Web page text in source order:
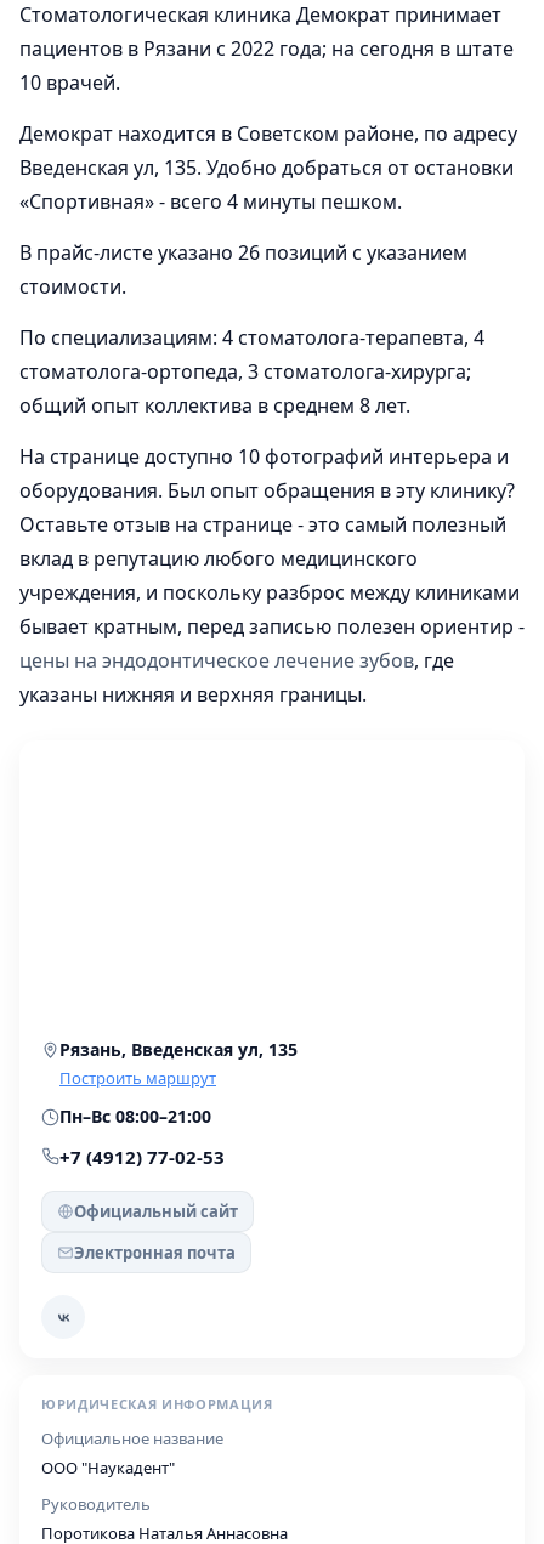
Стоматологическая клиника Демократ принимает
пациентов в Рязани с 2022 года; на сегодня в штате
10 врачей.
Демократ находится в Советском районе, по адресу
Введенская ул, 135. Удобно добраться от остановки
«Спортивная» - всего 4 минуты пешком.
В прайс-листе указано 26 позиций с указанием
стоимости.
По специализациям: 4 стоматолога-терапевта, 4
стоматолога-ортопеда, 3 стоматолога-хирурга;
общий опыт коллектива в среднем 8 лет.
На странице доступно 10 фотографий интерьера и
оборудования. Был опыт обращения в эту клинику?
Оставьте отзыв на странице - это самый полезный
вклад в репутацию любого медицинского
учреждения, и поскольку разброс между клиниками
бывает кратным, перед записью полезен ориентир -
цены на эндодонтическое лечение зубов, где
указаны нижняя и верхняя границы.
Рязань, Введенская ул, 135
Построить маршрут
Пн–Вс 08:00–21:00
+7 (4912) 77-02-53
Официальный сайт
Электронная почта
ЮРИДИЧЕСКАЯ ИНФОРМАЦИЯ
Официальное название
ООО "Наукадент"
Руководитель
Поротикова Наталья Аннасовна